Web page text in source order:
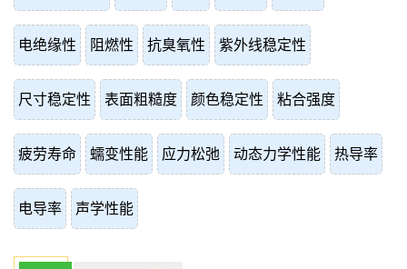
电绝缘性 阻燃性 抗臭氧性 紫外线稳定性
尺寸稳定性 表面粗糙度 颜色稳定性 粘合强度
疲劳寿命 蠕变性能 应力松弛 动态力学性能 热导率
电导率 声学性能